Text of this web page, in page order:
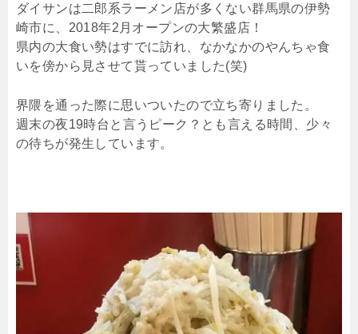
ダイサンは二郎系ラーメン店が多くない群馬県の伊勢
崎市に、2018年2月オープンの大繁盛店！
県内の大食い勢はすでに訪れ、なかなかのやんちゃ食
いを傍から見させて貰っていました(笑)
界隈を通った際に思いついたので立ち寄りました。
週末の夜19時台と言うピーク？とも言える時間、少々
の待ちが発生しています。